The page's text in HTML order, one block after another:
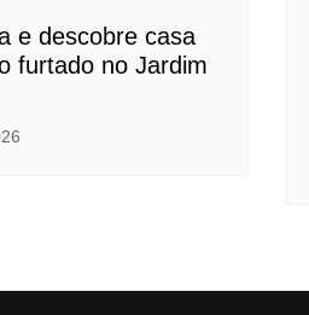
e descobre casa
furtado no Jardim